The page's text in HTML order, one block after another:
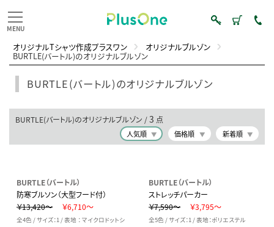
オリジナルTシャツ作成プラスワン オリジナルブルゾン
BURTLE(バートル)のオリジナルブルゾン
BURTLE(バートル)のオリジナルブルゾン
BURTLE(バートル)のオリジナルブルゾン /3 点
人気順 価格順 新着順
BURTLE（バートル）
防寒ブルソン（大型フード付）
￥13,420～
￥6,710～
全4色 / サイズ：1 / 表地 ： マイクロドットシ
BURTLE（バートル）
ストレッチパーカー
￥7,590～
￥3,795～
全5色 / サイズ：1 / 表地：ポリエステル